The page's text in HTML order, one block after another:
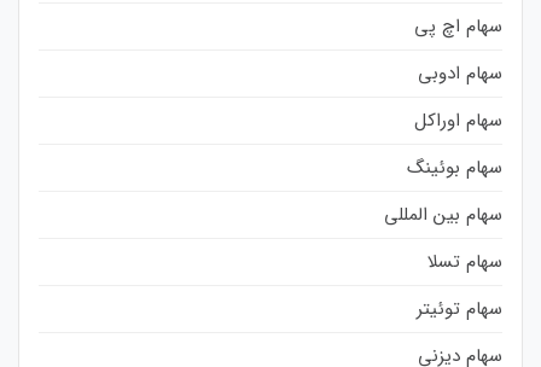
سهام اچ پی
سهام ادوبی
سهام اوراکل
سهام بوئینگ
سهام بین المللی
سهام تسلا
سهام توئیتر
سهام دیزنی